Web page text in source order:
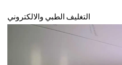
التغليف الطبي والالكتروني